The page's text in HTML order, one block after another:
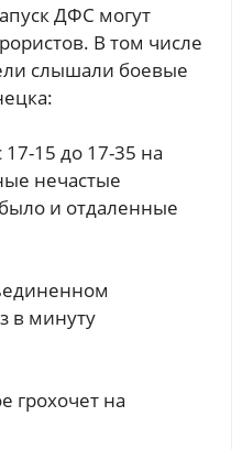
ДФС могут
В том числе
слышали боевые
15 до 17-35 на
нечастые
и отдаленные
в минуту
грохочет на